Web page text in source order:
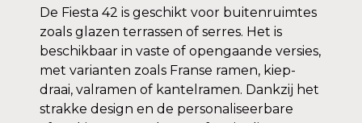
De Fiesta 42 is geschikt voor buitenruimtes
zoals glazen terrassen of serres. Het is
beschikbaar in vaste of opengaande versies,
met varianten zoals Franse ramen, kiep-
draai, valramen of kantelramen. Dankzij het
strakke design en de personaliseerbare